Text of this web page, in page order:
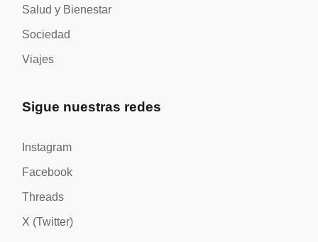
Salud y Bienestar
Sociedad
Viajes
Sigue nuestras redes
Instagram
Facebook
Threads
X (Twitter)